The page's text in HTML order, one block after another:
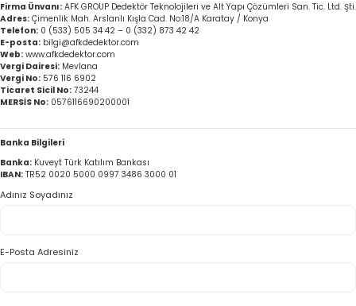
Firma Ünvanı: AFK GROUP Dedektör Teknolojileri ve Alt Yapı Çözümleri San. Tic. Ltd. Şti.
Adres: Çimenlik Mah. Arslanlı Kışla Cad. No:18/A Karatay / Konya
Telefon: 0 (533) 505 34 42 – 0 (332) 873 42 42
E-posta: bilgi@afkdedektor.com
Web: www.afkdedektor.com
Vergi Dairesi: Mevlana
Vergi No: 576 116 6902
Ticaret Sicil No: 73244
MERSİS No: 0576116690200001
Banka Bilgileri
Banka: Kuveyt Türk Katılım Bankası
IBAN: TR52 0020 5000 0997 3486 3000 01
Adınız Soyadınız
E-Posta Adresiniz